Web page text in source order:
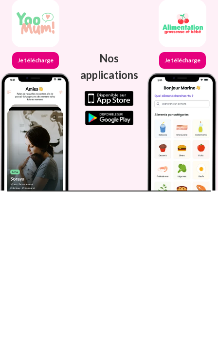
Je télécharge
Nos
applications
Je télécharge